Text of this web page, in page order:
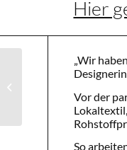
Hier
„Wir
Vor der
So
Interview mit
Firmeninhaber